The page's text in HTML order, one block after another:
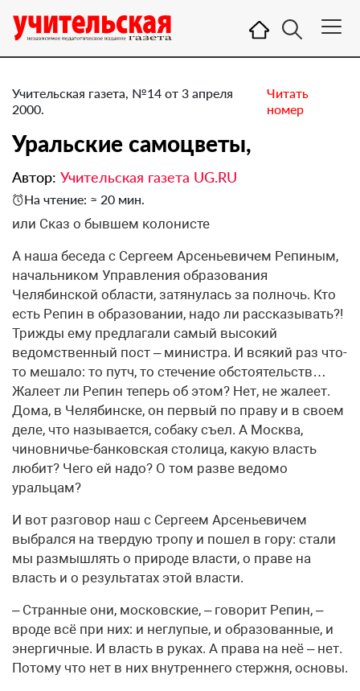
Учительская газета, №14 от 3 апреля
2000.
Читать
номер
Уральские самоцветы,
Автор: Учительская газета UG.RU
На чтение: ≈ 20 мин.
или Сказ о бывшем колонисте
А наша беседа с Сергеем Арсеньевичем Репиным,
начальником Управления образования
Челябинской области, затянулась за полночь. Кто
есть Репин в образовании, надо ли рассказывать?!
Трижды ему предлагали самый высокий
ведомственный пост – министра. И всякий раз что-
то мешало: то путч, то стечение обстоятельств…
Жалеет ли Репин теперь об этом? Нет, не жалеет.
Дома, в Челябинске, он первый по праву и в своем
деле, что называется, собаку съел. А Москва,
чиновничье-банковская столица, какую власть
любит? Чего ей надо? О том разве ведомо
уральцам?
И вот разговор наш с Сергеем Арсеньевичем
выбрался на твердую тропу и пошел в гору: стали
мы размышлять о природе власти, о праве на
власть и о результатах этой власти.
– Странные они, московские, – говорит Репин, –
вроде всё при них: и неглупые, и образованные, и
энергичные. И власть в руках. А права на неё – нет.
Потому что нет в них внутреннего стержня, основы.